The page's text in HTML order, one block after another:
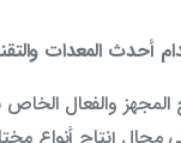
أحدث المعدات
المجهز والفعال